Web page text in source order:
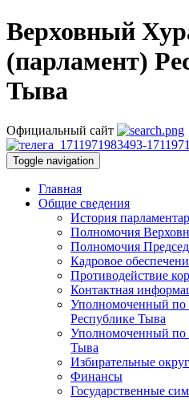
Верховный
(парламент)
Тыва
Официальный сайт
Toggle navigation
Главная
Общие сведения
История
Полномочия
Полномочия
Кадровое
Противодействие
Контактная
Уполномоченный по
Республике Тыва
Уполномоченный по
Тыва
Избирательные
Финансы
Государственные